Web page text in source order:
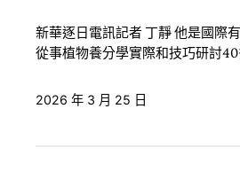
新華逐日電訊記者 丁靜 他是國際
從事植物養分學實際和技巧研討
2026 年 3 月 25 日